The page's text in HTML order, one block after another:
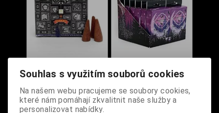
Super Hit Nag Champa
Dodání dny:skladem
Unicorns Grace
Dodání dny: skladem
Souhlas s využitím souborů cookies
Na našem webu pracujeme se soubory cookies,
které nám pomáhají zkvalitnit naše služby a
personalizovat nabídky.